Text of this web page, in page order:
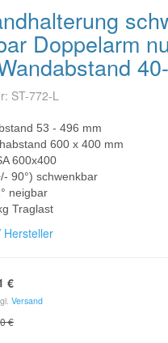
Doppelarm
ST-772-L
53 - 496 mm
600 x 400 mm
600x400
90°) schwenkbar
neigbar
Traglast
Hersteller
€
Versand
€